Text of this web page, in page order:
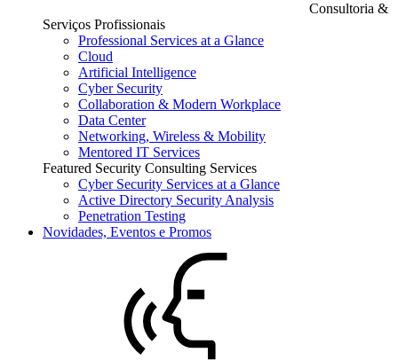
Consultoria &
Serviços Profissionais
Professional Services at a Glance
Cloud
Artificial Intelligence
Cyber Security
Collaboration & Modern Workplace
Data Center
Networking, Wireless & Mobility
Mentored IT Services
Featured Security Consulting Services
Cyber Security Services at a Glance
Active Directory Security Analysis
Penetration Testing
Novidades, Eventos e Promos